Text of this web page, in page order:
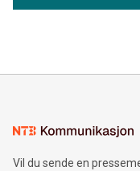
Vil du sende en